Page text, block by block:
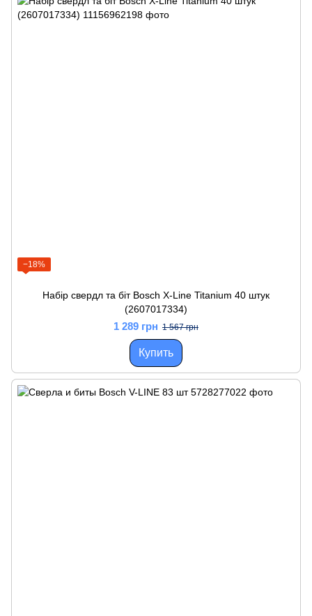
−18%
Набір свердл та біт Bosch X-Line Titanium 40 штук
(2607017334)
1 289 грн 1 567 грн
Купить